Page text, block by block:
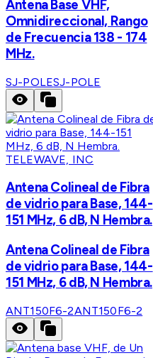
Antena Base VHF,
Omnidireccional, Rango
de Frecuencia 138 - 174
MHz.
SJ-POLESJ-POLE
TELEWAVE, INC
Antena Colineal de Fibra
de vidrio para Base, 144-
151 MHz, 6 dB, N Hembra.
Antena Colineal de Fibra
de vidrio para Base, 144-
151 MHz, 6 dB, N Hembra.
ANT150F6-2ANT150F6-2